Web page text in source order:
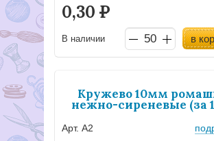
0,30 Р
В наличии в
Кружево 10мм
нежно-сиреневые (за
Арт. А2